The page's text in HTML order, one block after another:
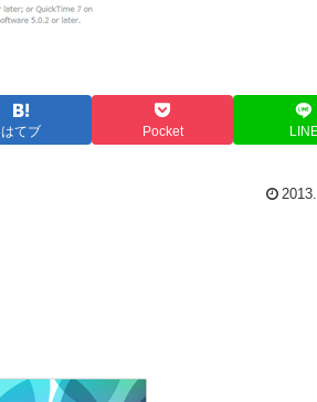
はてブ Pocket